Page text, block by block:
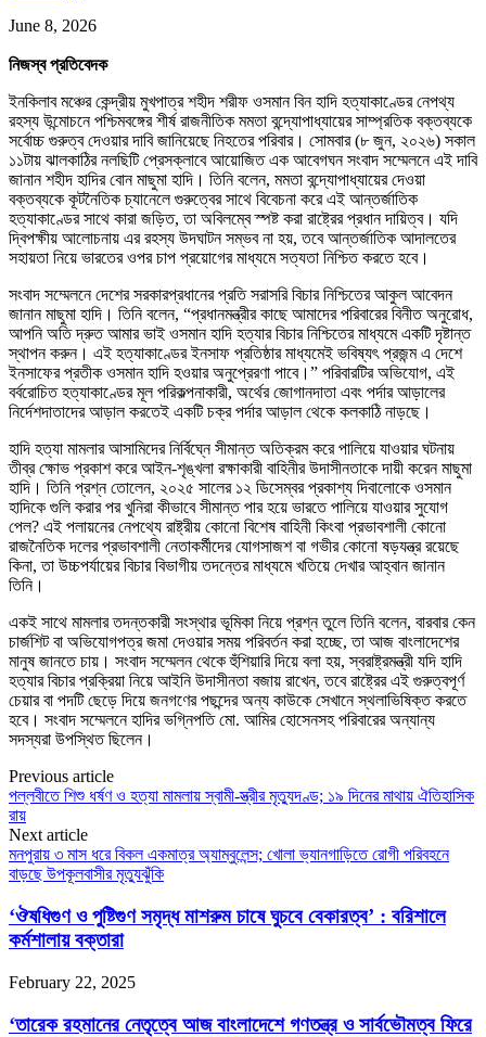
June 8, 2026
নিজস্ব প্রতিবেদক
ইনকিলাব মঞ্চের কেন্দ্রীয় মুখপাত্র শহীদ শরীফ ওসমান বিন হাদি হত্যাকাণ্ডের নেপথ্য
রহস্য উন্মোচনে পশ্চিমবঙ্গের শীর্ষ রাজনীতিক মমতা বন্দ্যোপাধ্যায়ের সাম্প্রতিক বক্তব্যকে
সর্বোচ্চ গুরুত্ব দেওয়ার দাবি জানিয়েছে নিহতের পরিবার। সোমবার (৮ জুন, ২০২৬) সকাল
১১টায় ঝালকাঠির নলছিটি প্রেসক্লাবে আয়োজিত এক আবেগঘন সংবাদ সম্মেলনে এই দাবি
জানান শহীদ হাদির বোন মাছুমা হাদি। তিনি বলেন, মমতা বন্দ্যোপাধ্যায়ের দেওয়া
বক্তব্যকে কূটনৈতিক চ্যানেলে গুরুত্বের সাথে বিবেচনা করে এই আন্তর্জাতিক
হত্যাকাণ্ডের সাথে কারা জড়িত, তা অবিলম্বে স্পষ্ট করা রাষ্ট্রের প্রধান দায়িত্ব। যদি
দ্বিপক্ষীয় আলোচনায় এর রহস্য উদঘাটন সম্ভব না হয়, তবে আন্তর্জাতিক আদালতের
সহায়তা নিয়ে ভারতের ওপর চাপ প্রয়োগের মাধ্যমে সত্যতা নিশ্চিত করতে হবে।
সংবাদ সম্মেলনে দেশের সরকারপ্রধানের প্রতি সরাসরি বিচার নিশ্চিতের আকুল আবেদন
জানান মাছুমা হাদি। তিনি বলেন, “প্রধানমন্ত্রীর কাছে আমাদের পরিবারের বিনীত অনুরোধ,
আপনি অতি দ্রুত আমার ভাই ওসমান হাদি হত্যার বিচার নিশ্চিতের মাধ্যমে একটি দৃষ্টান্ত
স্থাপন করুন। এই হত্যাকাণ্ডের ইনসাফ প্রতিষ্ঠার মাধ্যমেই ভবিষ্যৎ প্রজন্ম এ দেশে
ইনসাফের প্রতীক ওসমান হাদি হওয়ার অনুপ্রেরণা পাবে।” পরিবারটির অভিযোগ, এই
বর্বরোচিত হত্যাকাণ্ডের মূল পরিকল্পনাকারী, অর্থের জোগানদাতা এবং পর্দার আড়ালের
নির্দেশদাতাদের আড়াল করতেই একটি চক্র পর্দার আড়াল থেকে কলকাঠি নাড়ছে।
হাদি হত্যা মামলার আসামিদের নির্বিঘ্নে সীমান্ত অতিক্রম করে পালিয়ে যাওয়ার ঘটনায়
তীব্র ক্ষোভ প্রকাশ করে আইন-শৃঙ্খলা রক্ষাকারী বাহিনীর উদাসীনতাকে দায়ী করেন মাছুমা
হাদি। তিনি প্রশ্ন তোলেন, ২০২৫ সালের ১২ ডিসেম্বর প্রকাশ্য দিবালোকে ওসমান
হাদিকে গুলি করার পর খুনিরা কীভাবে সীমান্ত পার হয়ে ভারতে পালিয়ে যাওয়ার সুযোগ
পেল? এই পলায়নের নেপথ্যে রাষ্ট্রীয় কোনো বিশেষ বাহিনী কিংবা প্রভাবশালী কোনো
রাজনৈতিক দলের প্রভাবশালী নেতাকর্মীদের যোগসাজশ বা গভীর কোনো ষড়যন্ত্র রয়েছে
কিনা, তা উচ্চপর্যায়ের বিচার বিভাগীয় তদন্তের মাধ্যমে খতিয়ে দেখার আহ্বান জানান
তিনি।
একই সাথে মামলার তদন্তকারী সংস্থার ভূমিকা নিয়ে প্রশ্ন তুলে তিনি বলেন, বারবার কেন
চার্জশিট বা অভিযোগপত্র জমা দেওয়ার সময় পরিবর্তন করা হচ্ছে, তা আজ বাংলাদেশের
মানুষ জানতে চায়। সংবাদ সম্মেলন থেকে হুঁশিয়ারি দিয়ে বলা হয়, স্বরাষ্ট্রমন্ত্রী যদি হাদি
হত্যার বিচার প্রক্রিয়া নিয়ে আইনি উদাসীনতা বজায় রাখেন, তবে রাষ্ট্রের এই গুরুত্বপূর্ণ
চেয়ার বা পদটি ছেড়ে দিয়ে জনগণের পছন্দের অন্য কাউকে সেখানে স্থলাভিষিক্ত করতে
হবে। সংবাদ সম্মেলনে হাদির ভগ্নিপতি মো. আমির হোসেনসহ পরিবারের অন্যান্য
সদস্যরা উপস্থিত ছিলেন।
Previous article
পল্লবীতে শিশু ধর্ষণ ও হত্যা মামলায় স্বামী-স্ত্রীর মৃত্যুদণ্ড; ১৯ দিনের মাথায় ঐতিহাসিক
রায়
Next article
মনপুরায় ৩ মাস ধরে বিকল একমাত্র অ্যাম্বুলেন্স; খোলা ভ্যানগাড়িতে রোগী পরিবহনে
বাড়ছে উপকূলবাসীর মৃত্যুঝুঁকি
‘ঔষধিগুণ ও পুষ্টিগুণ সমৃদ্ধ মাশরুম চাষে ঘুচবে বেকারত্ব’ : বরিশালে
কর্মশালায় বক্তারা
February 22, 2025
‘তারেক রহমানের নেতৃত্বে আজ বাংলাদেশে গণতন্ত্র ও সার্বভৌমত্ব ফিরে